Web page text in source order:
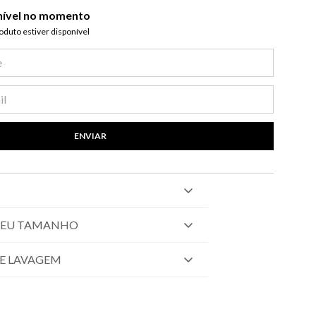
no momento
estiver disponível​
ENVIAR
TAMANHO
LAVAGEM